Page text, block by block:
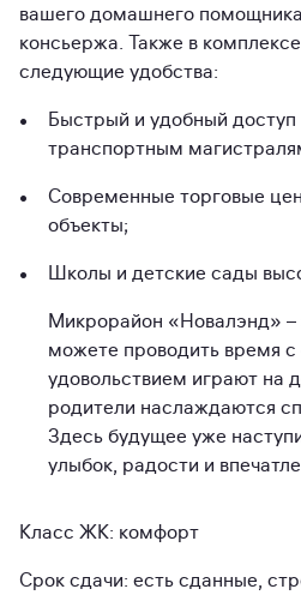
вашего домашнего
консьержа. Также в
следующие удобства:
Быстрый и удобный доступ
транспортным
Современные торговые
объекты;
Школы и детские сады
Микрорайон «Новалэнд» –
можете проводить время с
удовольствием играют на
родители наслаждаются
Здесь будущее уже
улыбок, радости и
Класс ЖК: комфорт
Срок сдачи: есть сданные,